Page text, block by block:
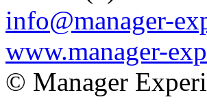
info@manager-
www.manager-
© Manager